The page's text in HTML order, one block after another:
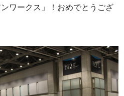
ワークス」！おめでとうござ